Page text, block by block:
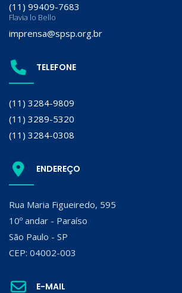
(11) 99409-7683
Flavia lo Bello
imprensa@spsp.org.br
TELEFONE
(11) 3284-9809
(11) 3289-5320
(11) 3284-0308
ENDEREÇO
Rua Maria Figueiredo, 595
10º andar - Paraíso
São Paulo - SP
CEP: 04002-003
E-MAIL